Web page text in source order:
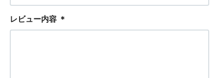
レビュー内容 ＊